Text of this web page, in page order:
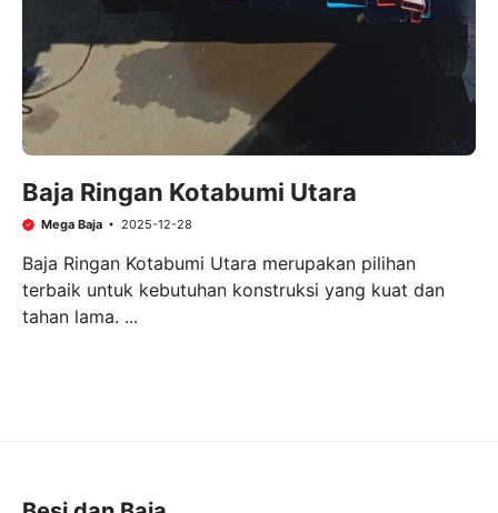
Baja Ringan Kotabumi Utara
Mega Baja 2025-12-28
Baja Ringan Kotabumi Utara merupakan pilihan
terbaik untuk kebutuhan konstruksi yang kuat dan
tahan lama. ...